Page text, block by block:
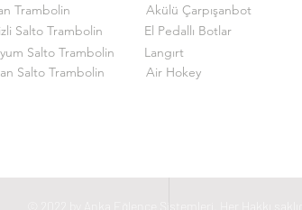
Trambolin
Salto Trambolin
Salto Trambolin
Salto Trambolin
Akülü Çarpışanbot
El Pedallı Botlar
Langırt
Air Hokey